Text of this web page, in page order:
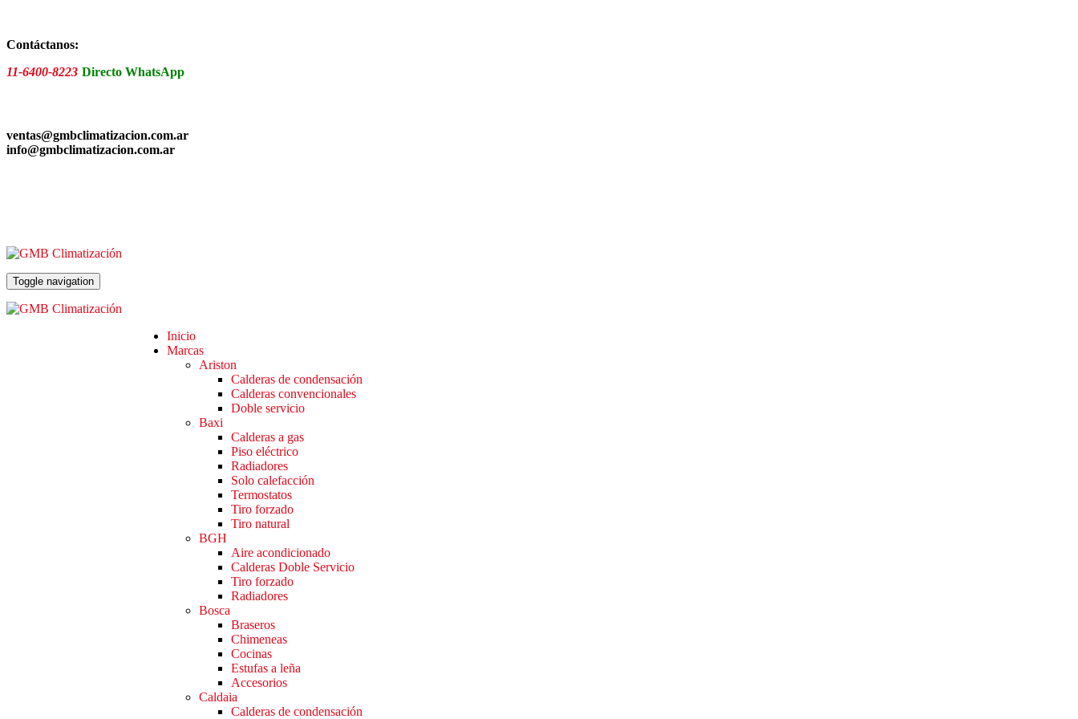
the
Contáctanos:
11-6400-8223 Directo WhatsApp
ventas@gmbclimatizacion.com.ar
info@gmbclimatizacion.com.ar
Toggle navigation
Inicio
Marcas
Ariston
Calderas de condensación
Calderas convencionales
Doble servicio
Baxi
Calderas a gas
Piso eléctrico
Radiadores
Solo calefacción
Termostatos
Tiro forzado
Tiro natural
BGH
Aire acondicionado
Calderas Doble Servicio
Tiro forzado
Radiadores
Bosca
Braseros
Chimeneas
Cocinas
Estufas a leña
Accesorios
Caldaia
Calderas de condensación